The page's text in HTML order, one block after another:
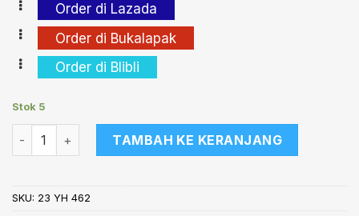
Order di Lazada
Order di Bukalapak
Order di Blibli
Stok 5
Kuantitas Yurisprudensi Hukum Properti Selama 70 Tahun
TAMBAH KE KERANJANG
SKU: 23 YH 462